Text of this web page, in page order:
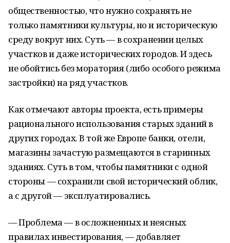
общественностью, что нужно сохранять не
только памятники культуры, но и историческую
среду вокруг них. Суть — в сохранении целых
участков и даже исторических городов. И здесь
не обойтись без моратория (либо особого режима
застройки) на ряд участков.
Как отмечают авторы проекта, есть примеры
рационального использования старых зданий в
других городах. В той же Европе банки, отели,
магазины зачастую размещаются в старинных
зданиях. Суть в том, чтобы памятники с одной
стороны — сохранили свой исторический облик,
а с другой — эксплуатировались.
— Проблема — в осложненных и неясных
правилах инвестирования, — добавляет